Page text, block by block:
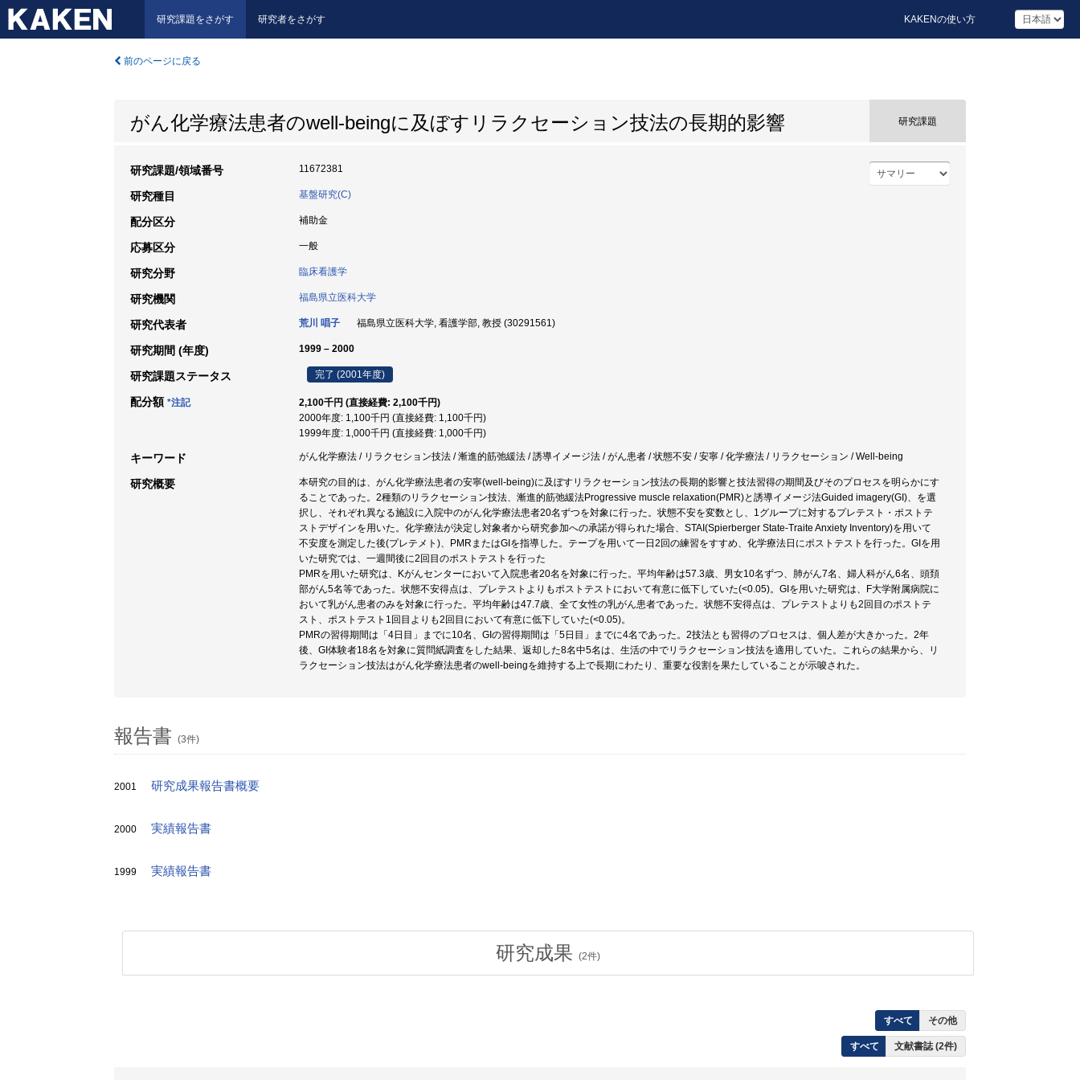
研究課題をさがす 研究者をさがす KAKENの使い方
前のページに戻る
がん化学療法患者のwell-beingに及ぼすリラクセーション技法の長期的影響 研究課題
研究課題/領域番号 11672381
研究種目 基盤研究(C)
配分区分 補助金
応募区分 一般
研究分野 臨床看護学
研究機関 福島県立医科大学
研究代表者 荒川 唱子 福島県立医科大学, 看護学部, 教授 (30291561)
研究期間 (年度) 1999 – 2000
研究課題ステータス 完了 (2001年度)
配分額 *注記
2,100千円 (直接経費: 2,100千円)
2000年度: 1,100千円 (直接経費: 1,100千円)
1999年度: 1,000千円 (直接経費: 1,000千円)
キーワード がん化学療法 / リラクセション技法 / 漸進的筋弛緩法 / 誘導イメージ法 / がん患者 / 状態不安 / 安寧 / 化学療法 / リラクセーション / Well-being
研究概要
本研究の目的は、がん化学療法患者の安寧(well-being)に及ぼすリラクセーション技法の長期的影響と技法習得の期間及びそのプロセスを明らかにす
ることであった。2種類のリラクセーション技法、漸進的筋弛緩法Progressive muscle relaxation(PMR)と誘導イメージ法Guided imagery(GI)、を選
択し、それぞれ異なる施設に入院中のがん化学療法患者20名ずつを対象に行った。状態不安を変数とし、1グループに対するプレテスト・ポストテ
ストデザインを用いた。化学療法が決定し対象者から研究参加への承諾が得られた場合、STAI(Spierberger State-Traite Anxiety Inventory)を用いて
不安度を測定した後(プレテメト)、PMRまたはGIを指導した。テープを用いて一日2回の練習をすすめ、化学療法日にポストテストを行った。GIを用
いた研究では、一週間後に2回目のポストテストを行った
PMRを用いた研究は、Kがんセンターにおいて入院患者20名を対象に行った。平均年齢は57.3歳、男女10名ずつ、肺がん7名、婦人科がん6名、頭頚
部がん5名等であった。状態不安得点は、プレテストよりもポストテストにおいて有意に低下していた(<0.05)。GIを用いた研究は、F大学附属病院に
おいて乳がん患者のみを対象に行った。平均年齢は47.7歳、全て女性の乳がん患者であった。状態不安得点は、プレテストよりも2回目のポストテ
スト、ポストテスト1回目よりも2回目において有意に低下していた(<0.05)。
PMRの習得期間は「4日目」までに10名、GIの習得期間は「5日目」までに4名であった。2技法とも習得のプロセスは、個人差が大きかった。2年
後、GI体験者18名を対象に質問紙調査をした結果、返却した8名中5名は、生活の中でリラクセーション技法を適用していた。これらの結果から、リ
ラクセーション技法はがん化学療法患者のwell-beingを維持する上で長期にわたり、重要な役割を果たしていることが示唆された。
報告書 (3件)
2001 研究成果報告書概要
2000 実績報告書
1999 実績報告書
研究成果 (2件)
すべて その他
すべて 文献書誌 (2件)